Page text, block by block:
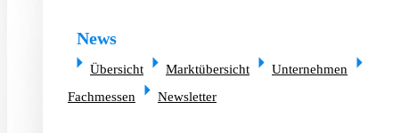
News
Übersicht Marktübersicht
Unternehmen
Fachmessen
Newsletter